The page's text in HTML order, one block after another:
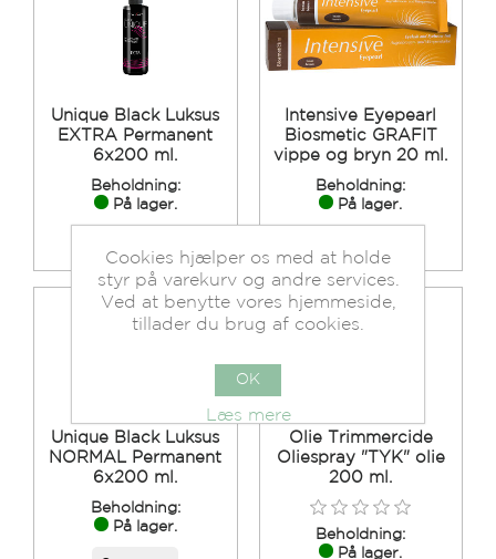
Unique Black Luksus
EXTRA Permanent
6x200 ml.
Beholdning:
På lager.
Intensive Eyepearl
Biosmetic GRAFIT
vippe og bryn 20 ml.
Beholdning:
På lager.
Unique Black Luksus
NORMAL Permanent
6x200 ml.
Beholdning:
På lager.
Olie Trimmercide
Oliespray "TYK" olie
200 ml.
Beholdning:
På lager.
Cookies hjælper os med at holde
styr på varekurv og andre services.
Ved at benytte vores hjemmeside,
tillader du brug af cookies.
OK
Læs mere